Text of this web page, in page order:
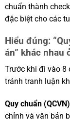
chuẩn thành
đặc biệt cho các
Hiểu đúng:
án” khác nhau
Trước khi đi vào 8
tránh tranh luận
Quy chuẩn (QCVN)
chỉnh và văn bản